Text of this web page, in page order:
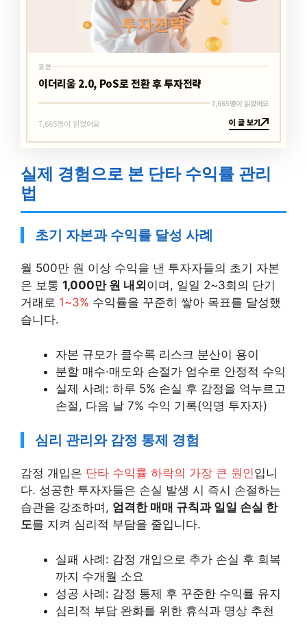
코인
이더리움 2.0, PoS로 전환 후 투자전략
7,665명이 읽었어요
7,665명이 읽었어요 이 글 보기
실제 경험으로 본 단타 수익률 관리
법
초기 자본과 수익률 달성 사례
월 500만 원 이상 수익을 낸 투자자들의 초기 자본
은 보통 1,000만 원 내외 이며, 일일 2~3회의 단기
거래로 1~3% 수익률을 꾸준히 쌓아 목표를 달성했
습니다.
자본 규모가 클수록 리스크 분산이 용이
분할 매수·매도와 손절가 엄수로 안정적 수익
실제 사례: 하루 5% 손실 후 감정을 억누르고
손절, 다음 날 7% 수익 기록(익명 투자자)
심리 관리와 감정 통제 경험
감정 개입은 단타 수익률 하락의 가장 큰 원인입니
다. 성공한 투자자들은 손실 발생 시 즉시 손절하는
습관을 강조하며, 엄격한 매매 규칙과 일일 손실 한
도를 지켜 심리적 부담을 줄입니다.
실패 사례: 감정 개입으로 추가 손실 후 회복
까지 수개월 소요
성공 사례: 감정 통제 후 꾸준한 수익률 유지
심리적 부담 완화를 위한 휴식과 명상 추천